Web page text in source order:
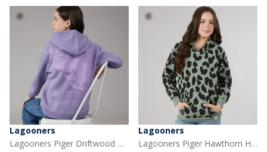
Lagooners
Lagooners Piger Driftwood Hættetrøje Violet
Lagooners
Lagooners Piger Hawthorn Hættetrøje Green Bay